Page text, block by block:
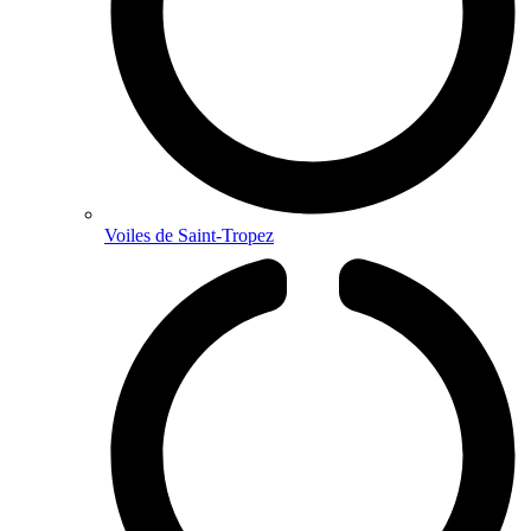
Voiles de Saint-Tropez